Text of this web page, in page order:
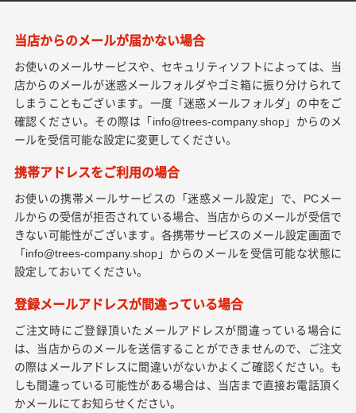
当店からのメールが届かない場合
お使いのメールサービスや、セキュリティソフトによっては、当
店からのメールが迷惑メールフォルダやゴミ箱に振り分けられて
しまうこともございます。一度「迷惑メールフォルダ」の中をご
確認ください。その際は「info@trees-company.shop」からのメ
ールを受信可能な設定に変更してください。
携帯アドレスをご利用の場合
お使いの携帯メールサービスの「迷惑メール設定」で、PCメー
ルからの受信が拒否されている場合、当店からのメールが受信で
きない可能性がございます。各携帯サービスのメール設定画面で
「info@trees-company.shop」からのメールを受信可能な状態に
設定しておいてください。
登録メールアドレスが間違っている場合
ご注文時にご登録頂いたメールアドレスが間違っている場合に
は、当店からのメールを送信することができませんので、ご注文
の際はメールアドレスに間違いがないかよくご確認ください。も
しも間違っている可能性がある場合は、当店まで直接お電話頂く
かメールにてお知らせください。